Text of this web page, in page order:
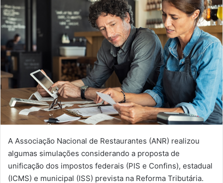
A Associação Nacional de Restaurantes (ANR) realizou
algumas simulações considerando a proposta de
unificação dos impostos federais (PIS e Confins), estadual
(ICMS) e municipal (ISS) prevista na Reforma Tributária.